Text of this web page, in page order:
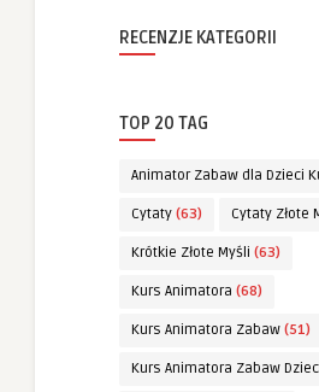
RECENZJE KATEGORII
TOP 20 TAG
Animator Zabaw dla Dzieci
Cytaty (63) Cytaty Złote
Krótkie Złote Myśli (63)
Kurs Animatora (68)
Kurs Animatora Zabaw (51)
Kurs Animatora Zabaw